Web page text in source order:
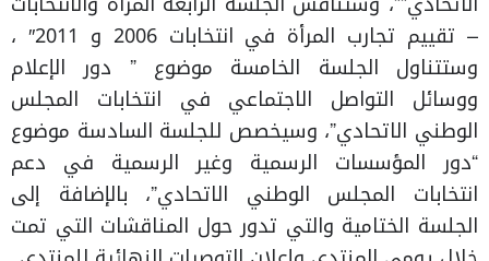
– تقييم تجارب المرأة في انتخابات 2006 و 2011″ ،
وستتناول الجلسة الخامسة موضوع ” دور الإعلام
ووسائل التواصل الاجتماعي في انتخابات المجلس
الوطني الاتحادي”، وسيخصص للجلسة السادسة موضوع
“دور المؤسسات الرسمية وغير الرسمية في دعم
انتخابات المجلس الوطني الاتحادي”، بالإضافة إلى
الجلسة الختامية والتي تدور حول المناقشات التي تمت